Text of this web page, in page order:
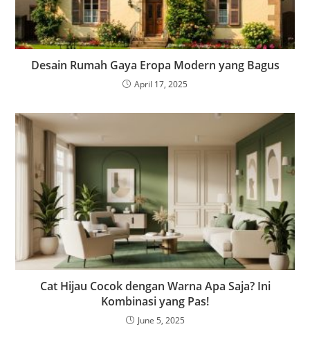
Desain Rumah Gaya Eropa Modern yang Bagus
April 17, 2025
Cat Hijau Cocok dengan Warna Apa Saja? Ini
Kombinasi yang Pas!
June 5, 2025